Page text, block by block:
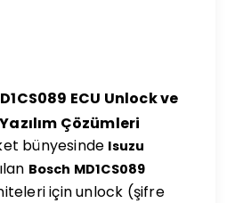
ECU Unlock ve
Çözümleri
bünyesinde Isuzu
Bosch MD1CS089
için unlock (şifre